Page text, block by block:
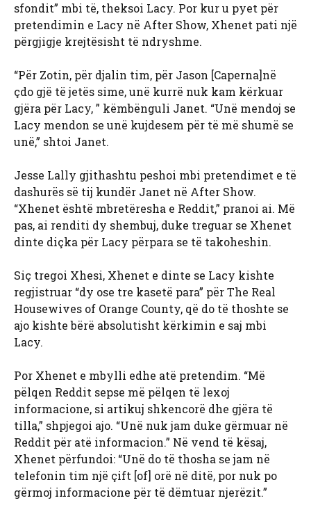
sfondit” mbi të, theksoi Lacy. Por kur u pyet për
pretendimin e Lacy në After Show, Xhenet pati një
përgjigje krejtësisht të ndryshme.
“Për Zotin, për djalin tim, për Jason [Caperna]në
çdo gjë të jetës sime, unë kurrë nuk kam kërkuar
gjëra për Lacy, ” këmbënguli Janet. “Unë mendoj se
Lacy mendon se unë kujdesem për të më shumë se
unë,” shtoi Janet.
Jesse Lally gjithashtu peshoi mbi pretendimet e të
dashurës së tij kundër Janet në After Show.
“Xhenet është mbretëresha e Reddit,” pranoi ai. Më
pas, ai renditi dy shembuj, duke treguar se Xhenet
dinte diçka për Lacy përpara se të takoheshin.
Siç tregoi Xhesi, Xhenet e dinte se Lacy kishte
regjistruar “dy ose tre kasetë para” për The Real
Housewives of Orange County, që do të thoshte se
ajo kishte bërë absolutisht kërkimin e saj mbi
Lacy.
Por Xhenet e mbylli edhe atë pretendim. “Më
pëlqen Reddit sepse më pëlqen të lexoj
informacione, si artikuj shkencorë dhe gjëra të
tilla,” shpjegoi ajo. “Unë nuk jam duke gërmuar në
Reddit për atë informacion.” Në vend të kësaj,
Xhenet përfundoi: “Unë do të thosha se jam në
telefonin tim një çift [of] orë në ditë, por nuk po
gërmoj informacione për të dëmtuar njerëzit.”